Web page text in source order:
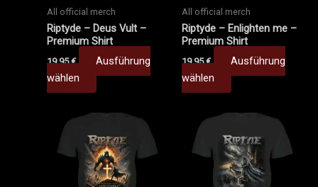
All official merch
Riptyde – Deus Vult –
Premium Shirt
19,95€
Ausführung
wählen
Produktseite
gewählt
werden
All official merch
Riptyde – Enlighten me –
Premium Shirt
19,95€
Ausführung
wählen
Produktseite
gewählt
werden
Produkt
weist
mehrere
Produkt
weist
mehrere